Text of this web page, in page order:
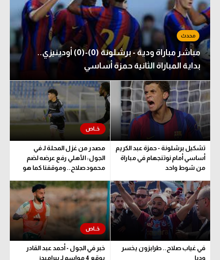
مباشر مباراة ودية - برشلونة (0)-(0) أودينيزي..
بداية المباراة الثانية حمزة أساسي
تشكيل برشلونة - حمزة عبد الكريم
أساسي أمام نوتنجهام في مباراة
من شوط واحد
مصدر من غزل المحلة لـ في
الجول: الأهلي رفع عرضه لضم
محمود صلاح.. وموقفنا كما هو
في غياب صلاح.. طرابزون يخسر
وديا
خبر في الجول - أحمد عبد القادر
يوقع 4 مواسم لـ بيراميدز